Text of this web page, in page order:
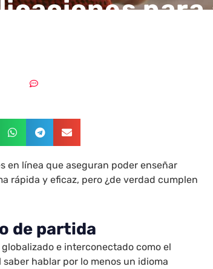
en línea que aseguran poder enseñar
rápida y eficaz, pero ¿de verdad cumplen
de partida
e interconectado como el
hablar por lo menos un idioma